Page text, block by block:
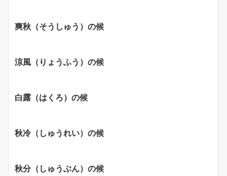
爽秋（そうしゅう）の候
涼風（りょうふう）の候
白露（はくろ）の候
秋冷（しゅうれい）の候
秋分（しゅうぶん）の候